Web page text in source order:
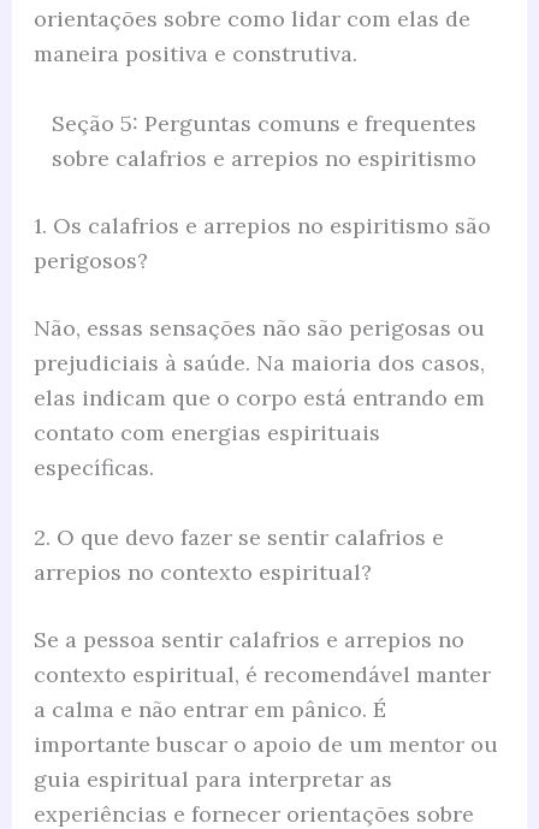
orientações sobre como lidar com elas de
maneira positiva e construtiva.
Seção 5: Perguntas comuns e frequentes
sobre calafrios e arrepios no espiritismo
1. Os calafrios e arrepios no espiritismo são
perigosos?
Não, essas sensações não são perigosas ou
prejudiciais à saúde. Na maioria dos casos,
elas indicam que o corpo está entrando em
contato com energias espirituais
específicas.
2. O que devo fazer se sentir calafrios e
arrepios no contexto espiritual?
Se a pessoa sentir calafrios e arrepios no
contexto espiritual, é recomendável manter
a calma e não entrar em pânico. É
importante buscar o apoio de um mentor ou
guia espiritual para interpretar as
experiências e fornecer orientações sobre